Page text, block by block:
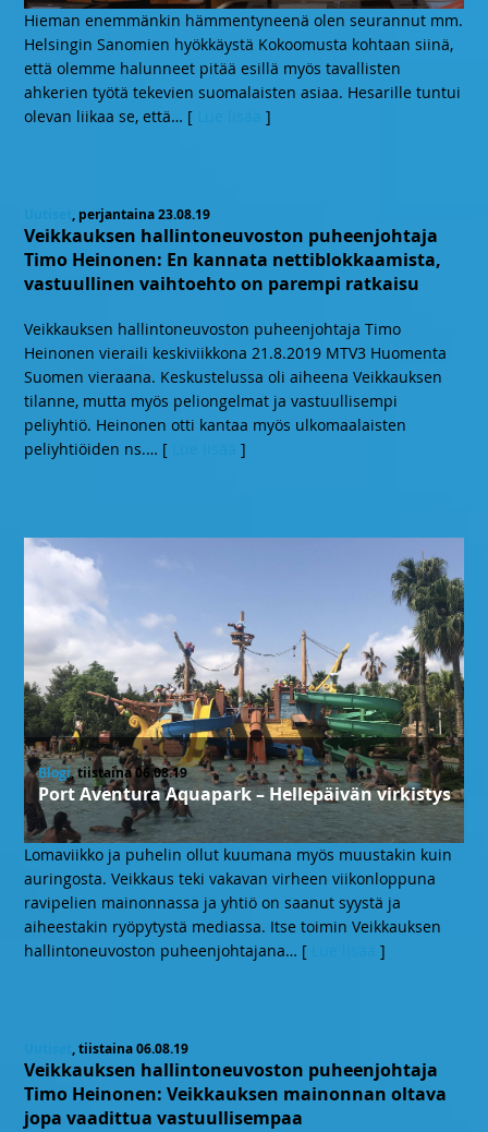
Hieman enemmänkin hämmentyneenä olen seurannut mm.
Helsingin Sanomien hyökkäystä Kokoomusta kohtaan siinä,
että olemme halunneet pitää esillä myös tavallisten
ahkerien työtä tekevien suomalaisten asiaa. Hesarille tuntui
olevan liikaa se, että… [ ]
Uutiset, perjantaina 23.08.19
Veikkauksen hallintoneuvoston puheenjohtaja
Timo Heinonen: En kannata nettiblokkaamista,
vastuullinen vaihtoehto on parempi ratkaisu
Veikkauksen hallintoneuvoston puheenjohtaja Timo
Heinonen vieraili keskiviikkona 21.8.2019 MTV3 Huomenta
Suomen vieraana. Keskustelussa oli aiheena Veikkauksen
tilanne, mutta myös peliongelmat ja vastuullisempi
peliyhtiö. Heinonen otti kantaa myös ulkomaalaisten
peliyhtiöiden ns.… [ ]
Blogi, tiistaina 06.08.19
Port Aventura Aquapark – Hellepäivän virkistys
Lomaviikko ja puhelin ollut kuumana myös muustakin kuin
auringosta. Veikkaus teki vakavan virheen viikonloppuna
ravipelien mainonnassa ja yhtiö on saanut syystä ja
aiheestakin ryöpytystä mediassa. Itse toimin Veikkauksen
hallintoneuvoston puheenjohtajana… [ ]
Uutiset, tiistaina 06.08.19
Veikkauksen hallintoneuvoston puheenjohtaja
Timo Heinonen: Veikkauksen mainonnan oltava
jopa vaadittua vastuullisempaa